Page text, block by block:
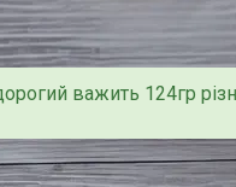
важить 124гр